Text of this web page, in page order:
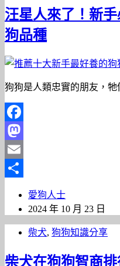
汪星人來了！新
狗品種
狗狗是人類忠實的朋友，
Facebook
Mastodon
Email
愛狗人士
2024 年 10 月 23 日
柴犬, 狗狗知識分享
柴犬在狗狗智商